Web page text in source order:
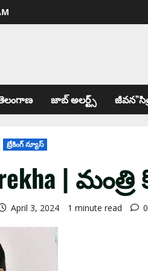
జాబ్ అల‌ర్ట్స్
బ్రేకింగ్ న్యూస్
|
April 3, 2024 1 minute read 0